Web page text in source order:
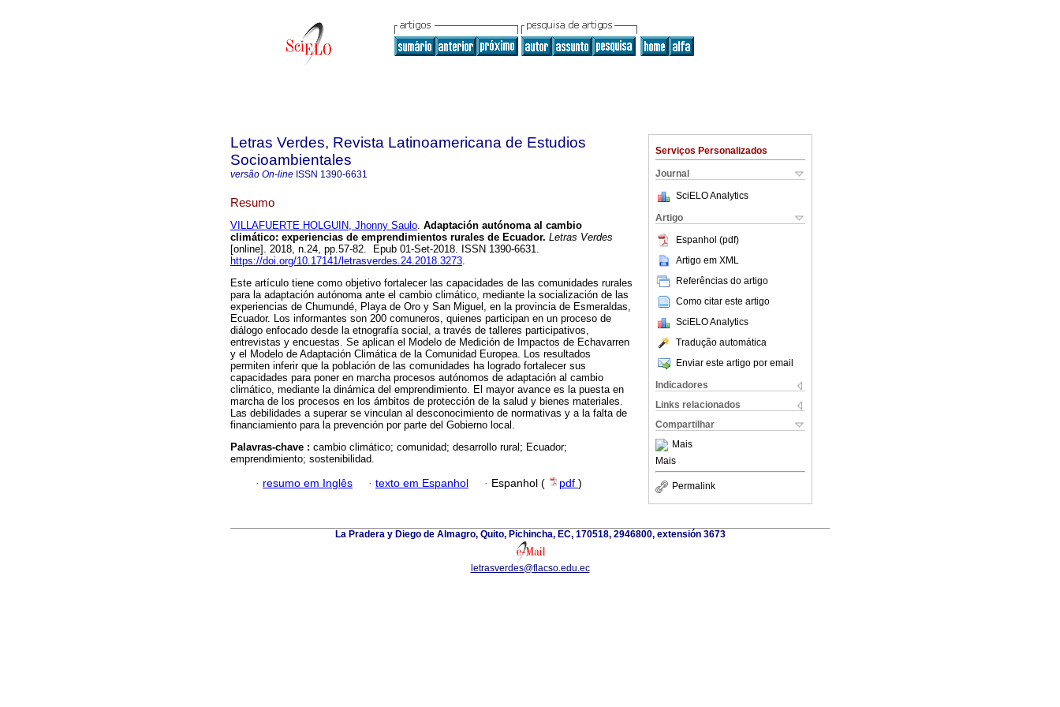
Serviços Personalizados
Journal
SciELO Analytics
Artigo
Espanhol (pdf)
Artigo em XML
Referências do artigo
Como citar este artigo
SciELO Analytics
Tradução automática
Enviar este artigo por email
Indicadores
Links relacionados
Compartilhar
Mais
Mais
Permalink
Letras Verdes, Revista Latinoamericana de Estudios
Socioambientales
versão On-line ISSN 1390-6631
Resumo
VILLAFUERTE HOLGUIN, Jhonny Saulo. Adaptación autónoma al cambio
climático: experiencias de emprendimientos rurales de Ecuador. Letras Verdes
[online]. 2018, n.24, pp.57-82. Epub 01-Set-2018. ISSN 1390-6631.
https://doi.org/10.17141/letrasverdes.24.2018.3273.
Este artículo tiene como objetivo fortalecer las capacidades de las comunidades rurales
para la adaptación autónoma ante el cambio climático, mediante la socialización de las
experiencias de Chumundé, Playa de Oro y San Miguel, en la provincia de Esmeraldas,
Ecuador. Los informantes son 200 comuneros, quienes participan en un proceso de
diálogo enfocado desde la etnografía social, a través de talleres participativos,
entrevistas y encuestas. Se aplican el Modelo de Medición de Impactos de Echavarren
y el Modelo de Adaptación Climática de la Comunidad Europea. Los resultados
permiten inferir que la población de las comunidades ha logrado fortalecer sus
capacidades para poner en marcha procesos autónomos de adaptación al cambio
climático, mediante la dinámica del emprendimiento. El mayor avance es la puesta en
marcha de los procesos en los ámbitos de protección de la salud y bienes materiales.
Las debilidades a superar se vinculan al desconocimiento de normativas y a la falta de
financiamiento para la prevención por parte del Gobierno local.
Palavras-chave : cambio climático; comunidad; desarrollo rural; Ecuador;
emprendimiento; sostenibilidad.
· resumo em Inglês · texto em Espanhol · Espanhol ( pdf )
La Pradera y Diego de Almagro, Quito, Pichincha, EC, 170518, 2946800, extensión 3673
letrasverdes@flacso.edu.ec